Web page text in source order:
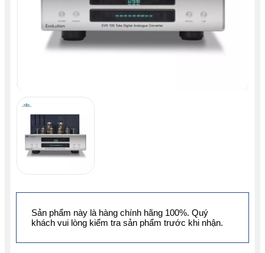
Sản phẩm này là hàng chính hãng 100%. Quý
khách vui lòng kiểm tra sản phẩm trước khi nhận.